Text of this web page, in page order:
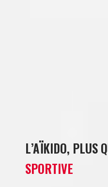
L’AÏKIDO, PLUS
SPORTIVE